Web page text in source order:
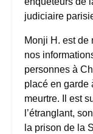
judiciaire
Monji H. est de
nos
personnes à
placé en garde
meurtre. Il est
l’étranglant,
la prison de la